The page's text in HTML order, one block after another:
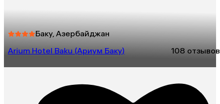
Баку, Азербайджан
Arium Hotel Baku (Ариум Баку)
108 отзывов